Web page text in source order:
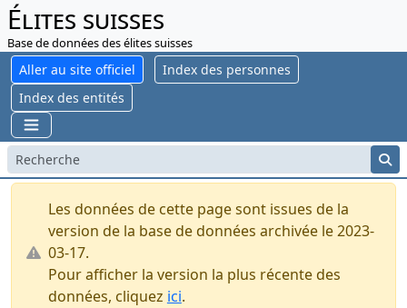
Élites suisses
Base de données des élites suisses
Aller au site officiel
Index des personnes
Index des entités
Les données de cette page sont issues de la
version de la base de données archivée le 2023-
03-17.
Pour afficher la version la plus récente des
données, cliquez ici.